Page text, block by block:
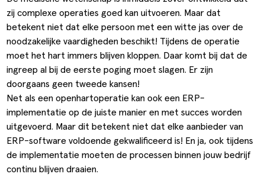
zij complexe operaties goed kan uitvoeren. Maar dat
betekent niet dat elke persoon met een witte jas over de
noodzakelijke vaardigheden beschikt! Tijdens de operatie
moet het hart immers blijven kloppen. Daar komt bij dat de
ingreep al bij de eerste poging moet slagen. Er zijn
doorgaans geen tweede kansen!
Net als een openhartoperatie kan ook een ERP-
implementatie op de juiste manier en met succes worden
uitgevoerd. Maar dit betekent niet dat elke aanbieder van
ERP-software voldoende gekwalificeerd is! En ja, ook tijdens
de implementatie moeten de processen binnen jouw bedrijf
continu blijven draaien.